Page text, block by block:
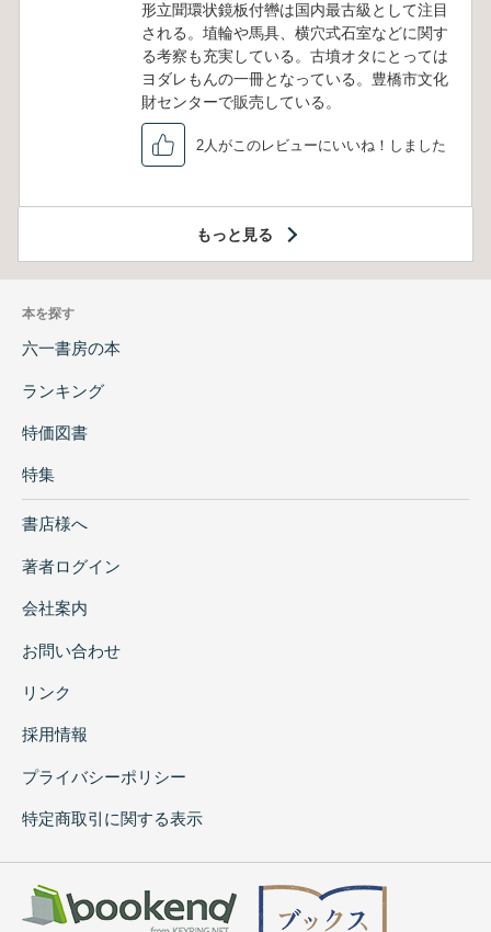
形立聞環状鏡板付轡は国内最古級として注目
される。埴輪や馬具、横穴式石室などに関す
る考察も充実している。古墳オタにとっては
ヨダレもんの一冊となっている。豊橋市文化
財センターで販売している。
2人がこのレビューにいいね！しました
もっと見る
本を探す
六一書房の本
ランキング
特価図書
特集
書店様へ
著者ログイン
会社案内
お問い合わせ
リンク
採用情報
プライバシーポリシー
特定商取引に関する表示